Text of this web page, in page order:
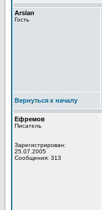
Arslan
Гость
Вернуться к началу
Ефремов
Писатель
Зарегистрирован:
25.07.2005
Сообщения: 313